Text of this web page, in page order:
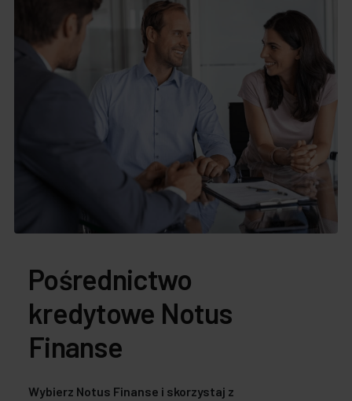
Pośrednictwo
kredytowe Notus
Finanse
Wybierz Notus Finanse i skorzystaj z